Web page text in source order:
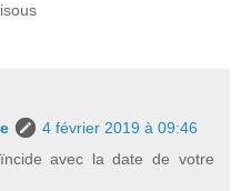
4 février 2019 à 09:46
avec la date de votre